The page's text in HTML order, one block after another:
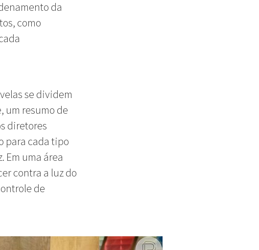
da
como
se dividem
um resumo de
diretores
para cada tipo
Em uma área
contra a luz do
de